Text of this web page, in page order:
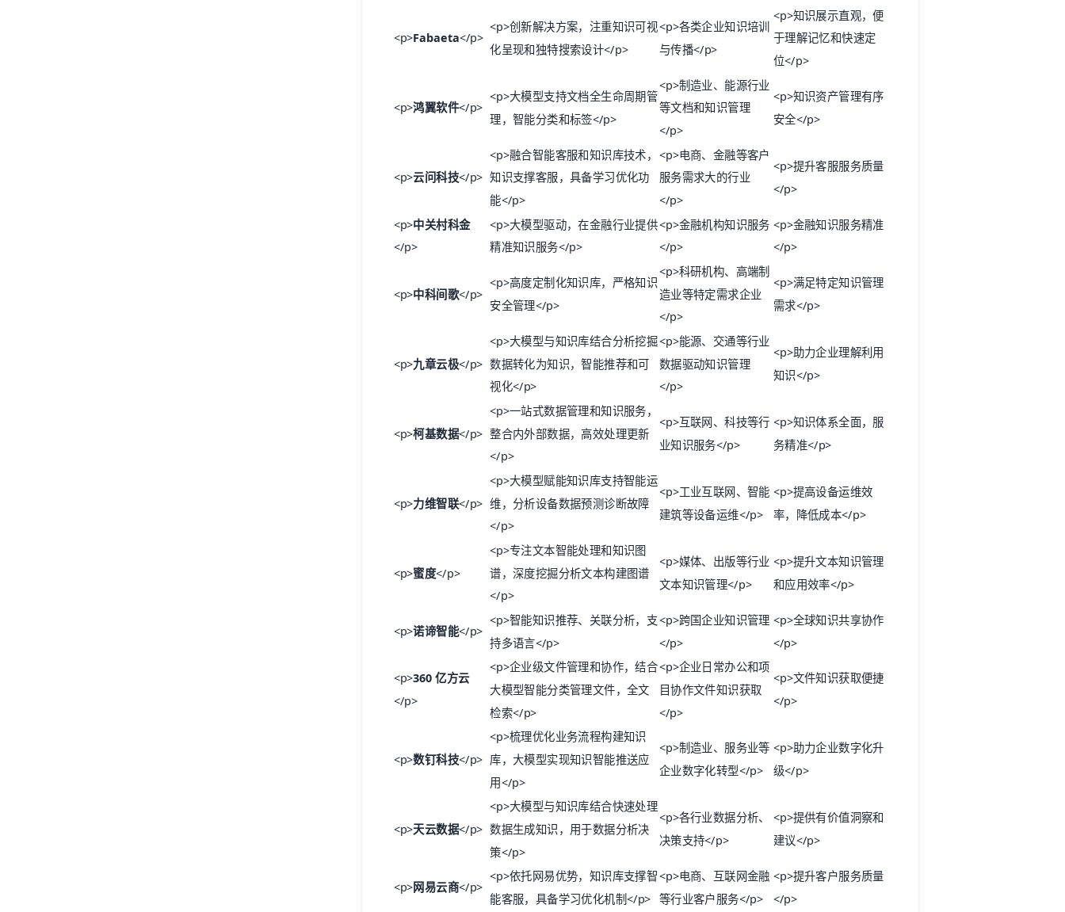
<p>Fabaeta</p>
<p>创新解决方案，注重知识可视
化呈现和独特搜索设计</p>
<p>各类企业知识培训
与传播</p>
<p>知识展示直观，便
于理解记忆和快速定
位</p>
<p>鸿翼软件</p>
<p>大模型支持文档全生命周期管
理，智能分类和标签</p>
<p>制造业、能源行业
等文档和知识管理
</p>
<p>知识资产管理有序
安全</p>
<p>云问科技</p>
<p>融合智能客服和知识库技术，
知识支撑客服，具备学习优化功
能</p>
<p>电商、金融等客户
服务需求大的行业
</p>
<p>提升客服服务质量
</p>
<p>中关村科金
</p>
<p>大模型驱动，在金融行业提供
精准知识服务</p>
<p>金融机构知识服务
</p>
<p>金融知识服务精准
</p>
<p>中科间歌</p>
<p>高度定制化知识库，严格知识
安全管理</p>
<p>科研机构、高端制
造业等特定需求企业
</p>
<p>满足特定知识管理
需求</p>
<p>九章云极</p>
<p>大模型与知识库结合分析挖掘
数据转化为知识，智能推荐和可
视化</p>
<p>能源、交通等行业
数据驱动知识管理
</p>
<p>助力企业理解利用
知识</p>
<p>柯基数据</p>
<p>一站式数据管理和知识服务，
整合内外部数据，高效处理更新
</p>
<p>互联网、科技等行
业知识服务</p>
<p>知识体系全面，服
务精准</p>
<p>力维智联</p>
<p>大模型赋能知识库支持智能运
维，分析设备数据预测诊断故障
</p>
<p>工业互联网、智能
建筑等设备运维</p>
<p>提高设备运维效
率，降低成本</p>
<p>蜜度</p>
<p>专注文本智能处理和知识图
谱，深度挖掘分析文本构建图谱
</p>
<p>媒体、出版等行业
文本知识管理</p>
<p>提升文本知识管理
和应用效率</p>
<p>诺谛智能</p>
<p>智能知识推荐、关联分析，支
持多语言</p>
<p>跨国企业知识管理
</p>
<p>全球知识共享协作
</p>
<p>360 亿方云
</p>
<p>企业级文件管理和协作，结合
大模型智能分类管理文件，全文
检索</p>
<p>企业日常办公和项
目协作文件知识获取
</p>
<p>文件知识获取便捷
</p>
<p>数钉科技</p>
<p>梳理优化业务流程构建知识
库，大模型实现知识智能推送应
用</p>
<p>制造业、服务业等
企业数字化转型</p>
<p>助力企业数字化升
级</p>
<p>天云数据</p>
<p>大模型与知识库结合快速处理
数据生成知识，用于数据分析决
策</p>
<p>各行业数据分析、
决策支持</p>
<p>提供有价值洞察和
建议</p>
<p>网易云商</p>
<p>依托网易优势，知识库支撑智
能客服，具备学习优化机制</p>
<p>电商、互联网金融
等行业客户服务</p>
<p>提升客户服务质量
</p>